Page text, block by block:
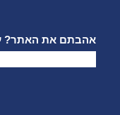
אהבתם את האתר?